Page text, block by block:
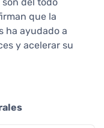
que la
ha ayudado a
y acelerar su